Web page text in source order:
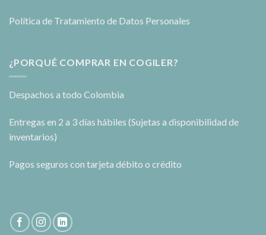
Política de Tratamiento de Datos Personales
¿PORQUÉ COMPRAR EN COGILER?
Despachos a todo Colombia
Entregas en 2 a 3 días hábiles (Sujetas a disponibilidad de
inventarios)
Pagos seguros con tarjeta débito o crédito